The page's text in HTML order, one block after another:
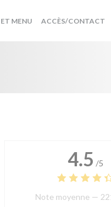
NOUVELLE FENÊTRE))
MENU((OUVRE UNE
ACCÈS/CONTACT
4.5 /5
Note moyenne —